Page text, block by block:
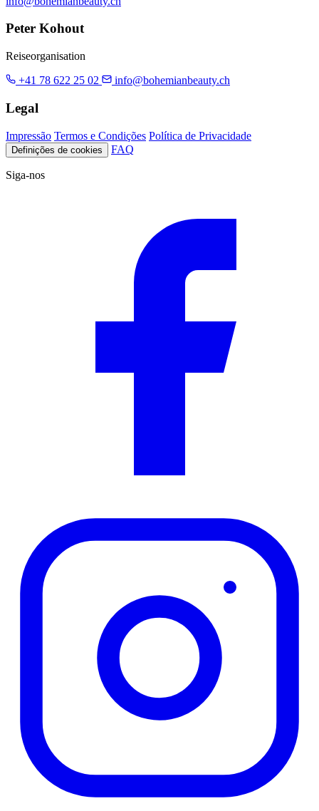
Peter Kohout
Reiseorganisation
+41 78 622 25 02
info@bohemianbeauty.ch
Legal
Impressão Termos e Condições Política de Privacidade
Definições de cookies FAQ
Siga-nos